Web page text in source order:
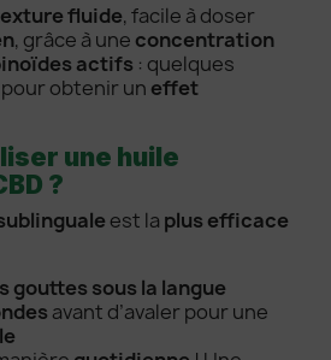
fluide, facile à doser
, grâce à une concentration
actifs : quelques
obtenir un effet
une huile
?
est la plus efficace
gouttes sous la langue
avant d’avaler pour une